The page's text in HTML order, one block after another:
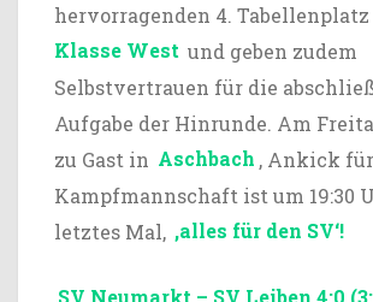
hervorragenden 4.
Klasse West und geben zudem
Selbstvertrauen für die
Aufgabe der Hinrunde. Am
zu Gast in Aschbach , Ankick
Kampfmannschaft ist um 19:30
letztes Mal, ,alles für den SV‘!